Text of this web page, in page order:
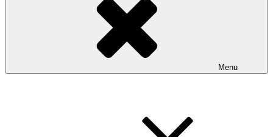
Menu